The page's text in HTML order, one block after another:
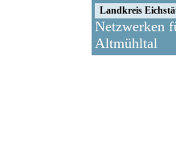
Landkreis
Netzwerken
Altmühltal